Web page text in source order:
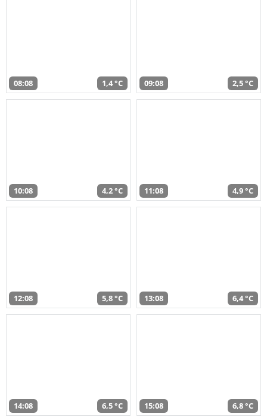
08:08 1,4 °C 09:08 2,5 °C
10:08 4,2 °C 11:08 4,9 °C
12:08 5,8 °C 13:08 6,4 °C
14:08 6,5 °C 15:08 6,8 °C